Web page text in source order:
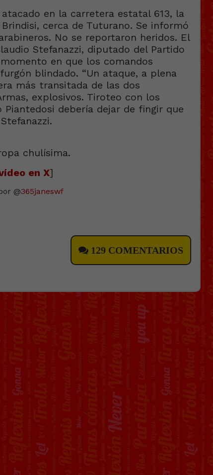
en la carretera estatal 613, la
cerca de Tuturano. Se informó
No se reportaron heridos. El
Stefanazzi, diputado del Partido
en que los comandos
blindado. “Un ataque, a plena
más transitada de las dos
explosivos. Tiroteo con los
Piantedosi debería dejar de fingir que
en X]
@365janeswf
129 COMENTARIOS